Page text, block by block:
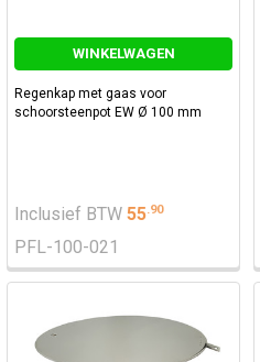
WINKELWAGEN
Regenkap met gaas voor
schoorsteenpot EW Ø 100 mm
Inclusief BTW 55 90
PFL-100-021